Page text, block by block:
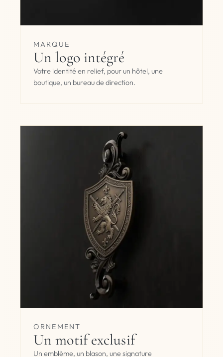
MARQUE
Un logo intégré
Votre identité en relief, pour un hôtel, une
boutique, un bureau de direction.
ORNEMENT
Un motif exclusif
Un emblème, un blason, une signature